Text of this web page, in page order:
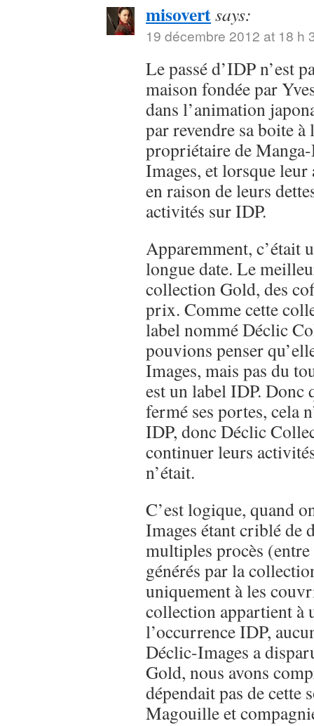
misovertsays:
19 décembre 2012 at 18 h
Le passé d’IDP n’est
maison fondée par
dans l’animation
par revendre sa boite
propriétaire de
Images, et lorsque
en raison de leurs
activités sur IDP.
Apparemment, c’était
longue date. Le
collection Gold, des
prix. Comme cette
label nommé Déclic
pouvions penser
Images, mais pas du
est un label IDP. Donc
fermé ses portes, cela
IDP, donc Déclic
continuer leurs
n’était.
C’est logique, quand
Images étant criblé de
multiples procès
générés par la
uniquement à les
collection appartient à
l’occurrence IDP,
Déclic-Images a
Gold, nous avons
dépendait pas de cette
Magouille et